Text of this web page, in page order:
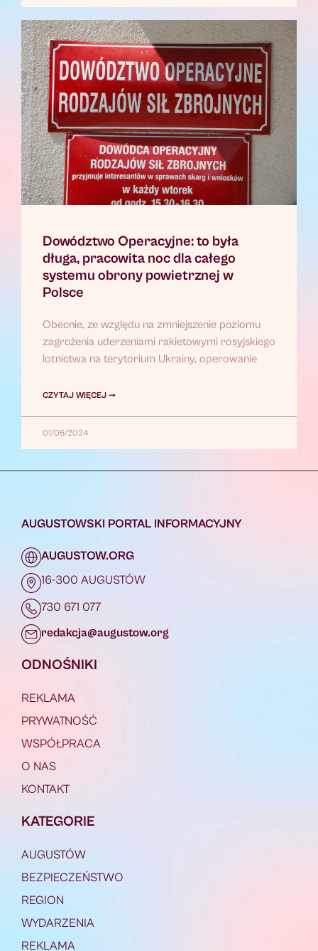
Dowództwo Operacyjne: to była
długa, pracowita noc dla całego
systemu obrony powietrznej w
Polsce
Obecnie, ze względu na zmniejszenie poziomu
zagrożenia uderzeniami rakietowymi rosyjskiego
lotnictwa na terytorium Ukrainy, operowanie
CZYTAJ WIĘCEJ ➞
01/06/2024
AUGUSTOWSKI PORTAL INFORMACYJNY
AUGUSTOW.ORG
16-300 AUGUSTÓW
730 671 077
redakcja@augustow.org
ODNOŚNIKI
REKLAMA
PRYWATNOŚĆ
WSPÓŁPRACA
O NAS
KONTAKT
KATEGORIE
AUGUSTÓW
BEZPIECZEŃSTWO
REGION
WYDARZENIA
REKLAMA